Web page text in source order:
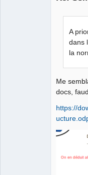
A
dans
la
Me
docs,
https://